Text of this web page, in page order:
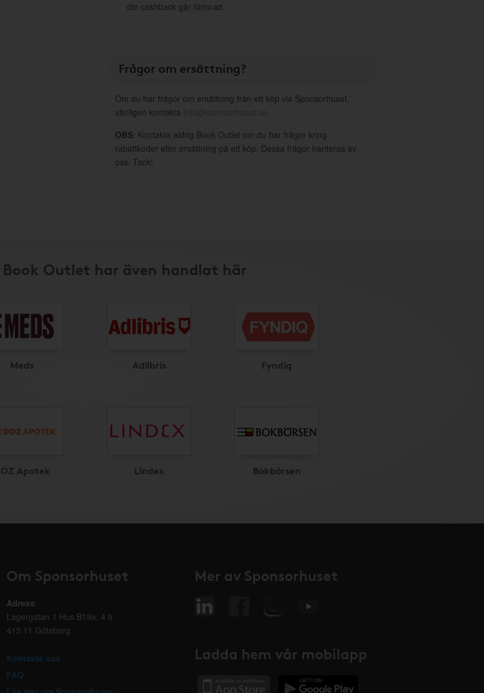
din cashback går förlorad.
Frågor om ersättning?
Om du har frågor om ersättning från ett köp via Sponsorhuset,
vänligen kontakta info@sponsorhuset.se
OBS: Kontakta aldrig Book Outlet om du har frågor kring
rabattkoder eller ersättning på ett köp. Dessa frågor hanteras av
oss. Tack!
Outlet har även handlat här
Meds Adlibris Fyndiq
Apotek Lindex Bokbörsen
Om Sponsorhuset
Adress:
Lagergatan 1 Hus B19a, 4 tr
415 11 Göteborg
Kontakta oss
FAQ
Mer av Sponsorhuset
Ladda hem vår mobilapp